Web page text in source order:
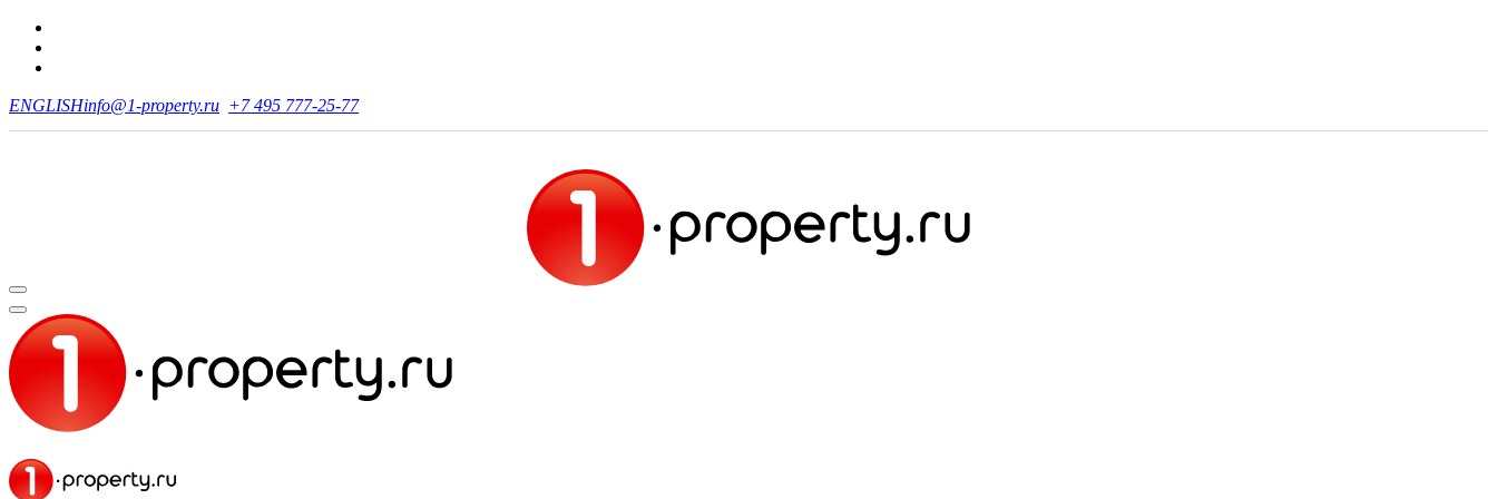
ENGLISHinfo@1-property.ru +7 495 777-25-77